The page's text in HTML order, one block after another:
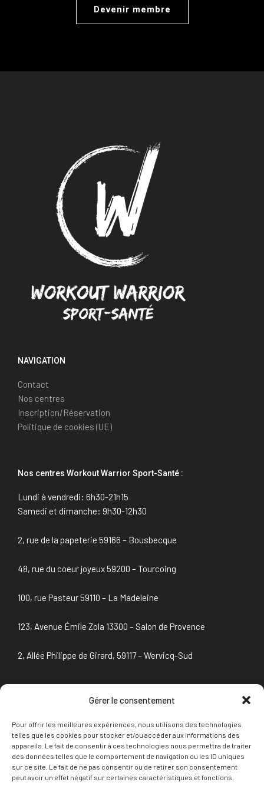
Gérer le consentement
Pour offrir les meilleures expériences, nous utilisons des technologies
telles que les cookies pour stocker et/ou accéder aux informations des
appareils. Le fait de consentir à ces technologies nous permettra de traiter
des données telles que le comportement de navigation ou les ID uniques
sur ce site. Le fait de ne pas consentir ou de retirer son consentement
peut avoir un effet négatif sur certaines caractéristiques et fonctions.
Devenir membre
NAVIGATION
Contact
Nos centres
Inscription/Réservation
Politique de cookies (UE)
Nos centres Workout Warrior Sport-Santé :
Lundi à vendredi: 6h30-21h15
Samedi et dimanche: 9h30-12h30
2, rue de la papeterie 59166 – Bousbecque
48, rue du coeur joyeux 59200 – Tourcoing
100, rue Pasteur 59110 – La Madeleine
123, Avenue Émile Zola 13300 – Salon de Provence
2, Allée Philippe de Girard, 59117 – Wervicq-Sud
Adresse mail*